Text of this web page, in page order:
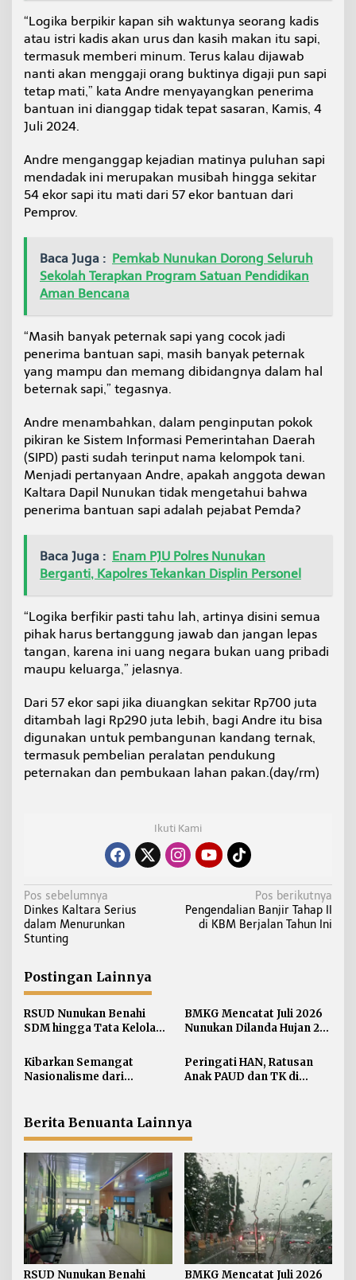
a
n
y
a
n
g
D
i
l
a
T
e
S
a
a
r
n
“Logika berpikir kapan sih waktunya seorang kadis
atau istri kadis akan urus dan kasih makan itu sapi,
termasuk memberi minum. Terus kalau dijawab
nanti akan menggaji orang buktinya digaji pun sapi
tetap mati,” kata Andre menyayangkan penerima
bantuan ini dianggap tidak tepat sasaran, Kamis, 4
Juli 2024.
Andre menganggap kejadian matinya puluhan sapi
mendadak ini merupakan musibah hingga sekitar
54 ekor sapi itu mati dari 57 ekor bantuan dari
Pemprov.
Baca Juga : Pemkab Nunukan Dorong Seluruh
Sekolah Terapkan Program Satuan Pendidikan
Aman Bencana
“Masih banyak peternak sapi yang cocok jadi
penerima bantuan sapi, masih banyak peternak
yang mampu dan memang dibidangnya dalam hal
beternak sapi,” tegasnya.
Andre menambahkan, dalam penginputan pokok
pikiran ke Sistem Informasi Pemerintahan Daerah
(SIPD) pasti sudah terinput nama kelompok tani.
Menjadi pertanyaan Andre, apakah anggota dewan
Kaltara Dapil Nunukan tidak mengetahui bahwa
penerima bantuan sapi adalah pejabat Pemda?
Baca Juga : Enam PJU Polres Nunukan
Berganti, Kapolres Tekankan Displin Personel
“Logika berfikir pasti tahu lah, artinya disini semua
pihak harus bertanggung jawab dan jangan lepas
tangan, karena ini uang negara bukan uang pribadi
maupu keluarga,” jelasnya.
Dari 57 ekor sapi jika diuangkan sekitar Rp700 juta
ditambah lagi Rp290 juta lebih, bagi Andre itu bisa
digunakan untuk pembangunan kandang ternak,
termasuk pembelian peralatan pendukung
peternakan dan pembukaan lahan pakan.(day/rm)
Ikuti Kami
N
a
v
g
a
s
i
p
o
Pos sebelumnya
Dinkes Kaltara Serius
dalam Menurunkan
Stunting
Pos berikutnya
Pengendalian Banjir Tahap II
di KBM Berjalan Tahun Ini
Postingan Lainnya
RSUD Nunukan Benahi
SDM hingga Tata Kelola
BMKG Mencatat Juli 2026
Nunukan Dilanda Hujan 23
Kibarkan Semangat
Nasionalisme dari
Dibentangkan di Sebatik
Peringati HAN, Ratusan
Anak PAUD dan TK di
Mewarnai
Berita Benuanta Lainnya
RSUD Nunukan Benahi BMKG Mencatat Juli 2026